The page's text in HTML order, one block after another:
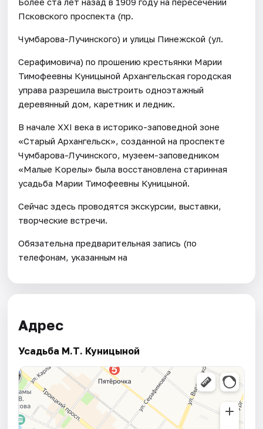
Псковского проспекта (пр.
Чумбарова-Лучинского) и улицы Пинежской (ул.
Серафимовича) по прошению крестьянки Марии
Тимофеевны Куницыной Архангельская городская
управа разрешила выстроить одноэтажный
деревянный дом, каретник и ледник.
В начале ХХI века в историко-заповедной зоне
«Старый Архангельск», созданной на проспекте
Чумбарова-Лучинского, музеем-заповедником
«Малые Корелы» была восстановлена старинная
усадьба Марии Тимофеевны Куницыной.
Сейчас здесь проводятся экскурсии, выставки,
творческие встречи.
Обязательна предварительная запись (по
телефонам, указанным на
Адрес
Усадьба М.Т. Куницыной